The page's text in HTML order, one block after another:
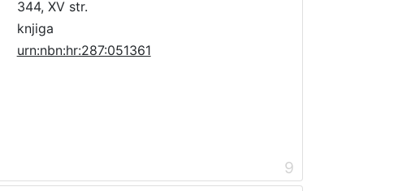
344, XV str.
knjiga
urn:nbn:hr:287:051361
9